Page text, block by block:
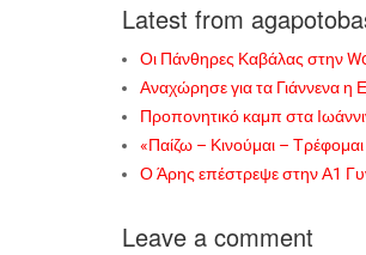
Latest from
Οι Πάνθηρες Καβάλας στην
Αναχώρησε για τα Γιάννενα η
Προπονητικό καμπ στα
«Παίζω – Κινούμαι –
Ο Άρης επέστρεψε στην Α1
Leave a comment